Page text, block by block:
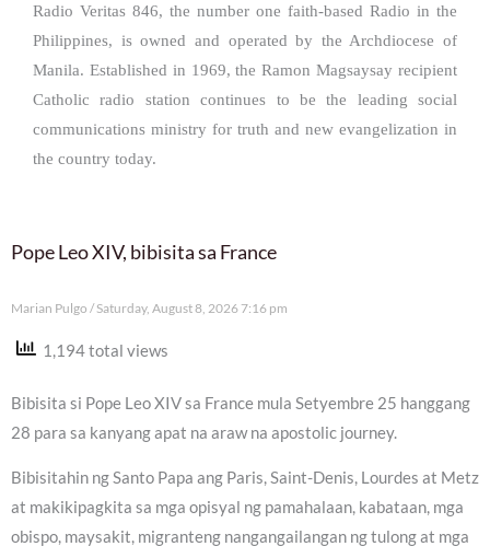
Radio Veritas 846, the number one faith-based Radio in the
Philippines, is owned and operated by the Archdiocese of
Manila. Established in 1969, the Ramon Magsaysay recipient
Catholic radio station continues to be the leading social
communications ministry for truth and new evangelization in
the country today.
Pope Leo XIV, bibisita sa France
Marian Pulgo Saturday, August 8, 2026 7:16 pm
1,194 total views
Bibisita si Pope Leo XIV sa France mula Setyembre 25 hanggang
28 para sa kanyang apat na araw na apostolic journey.
Bibisitahin ng Santo Papa ang Paris, Saint-Denis, Lourdes at Metz
at makikipagkita sa mga opisyal ng pamahalaan, kabataan, mga
obispo, maysakit, migranteng nangangailangan ng tulong at mga